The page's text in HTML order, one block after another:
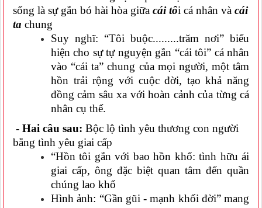
sống là sự gắn bó hài hòa giữa cái tôi cá nhân và cái
ta chung
Suy nghĩ: “Tôi buộc.........trăm nơi” biểu
hiện cho sự tự nguyện gắn “cái tôi” cá nhân
vào “cái ta” chung của mọi người, một tâm
hồn trải rộng với cuộc đời, tạo khả năng
đồng cảm sâu xa với hoàn cảnh của từng cá
nhân cụ thể.
- Hai câu sau: Bộc lộ tình yêu thương con người
bằng tình yêu giai cấp
“Hồn tôi gắn với bao hồn khổ: tình hữu ái
giai cấp, ông đặc biệt quan tâm đến quần
chúng lao khổ
Hình ảnh: “Gần gũi - mạnh khối đời” mang